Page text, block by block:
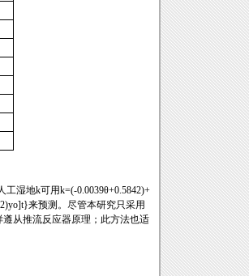
湿地k可用k=(-0.0039θ+0.5842)+
来预测。尽管本研究只采用
从推流反应器原理；此方法也适